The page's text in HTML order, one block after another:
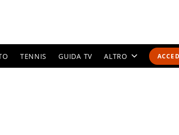
TENNIS GUIDA TV ALTRO